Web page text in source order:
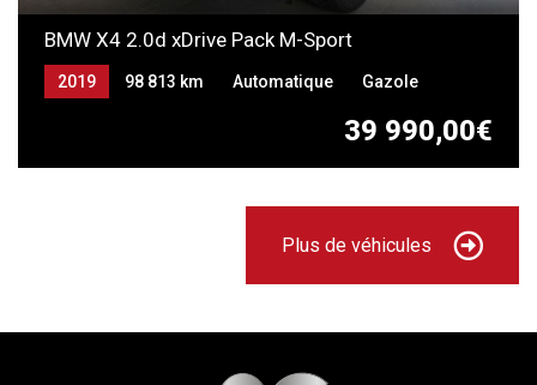
BMW X4 2.0d xDrive Pack M-Sport
39 990,00€
2019 98 813 km Automatique Gazole
Plus de véhicules